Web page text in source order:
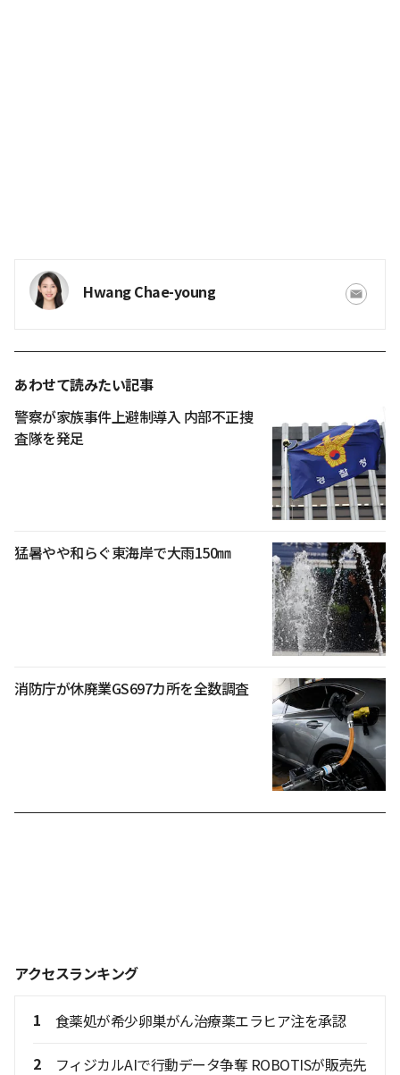
Hwang Chae-young
あわせて読みたい記事
警察が家族事件上避制導入 内部不正捜
査隊を発足
猛暑やや和らぐ東海岸で大雨150㎜
消防庁が休廃業GS697カ所を全数調査
アクセスランキング
1 食薬処が希少卵巣がん治療薬エラヒア注を承認
2
フィジカルAIで行動データ争奪 ROBOTISが販売先